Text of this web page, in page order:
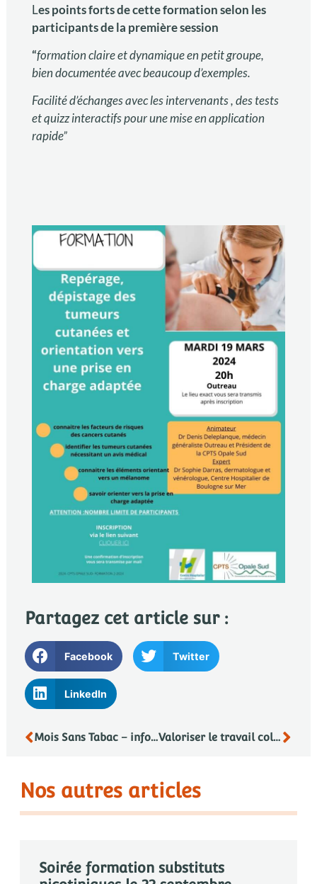
Les points forts de cette formation selon les
participants de la première session
“formation claire et dynamique en petit groupe,
bien documentée avec beaucoup d’exemples.
Facilité d’échanges avec les intervenants , des tests
et quizz interactifs pour une mise en application
rapide”
Partagez cet article sur :
Facebook Twitter
LinkedIn
Mois Sans Tabac – informations, consultations, sensibilisations proposées en novembre Valoriser le travail collaboratif entre professionnels de santé – Parlons en
Nos autres articles
Soirée formation substituts